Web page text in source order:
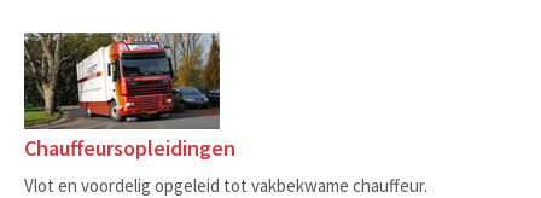
Chauffeursopleidingen
Vlot en voordelig opgeleid tot vakbekwame chauffeur.